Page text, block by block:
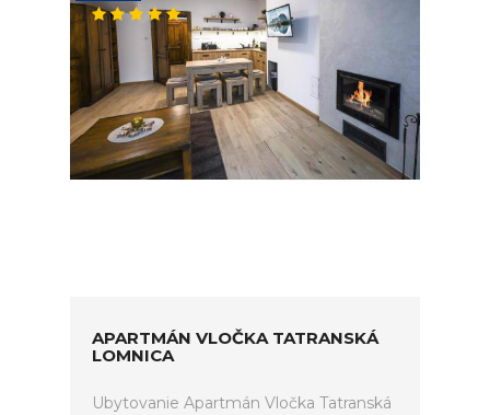
APARTMÁN VLOČKA TATRANSKÁ
LOMNICA
Ubytovanie Apartmán Vločka Tatranská